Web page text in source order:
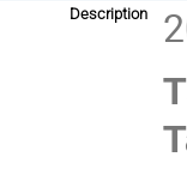
Description